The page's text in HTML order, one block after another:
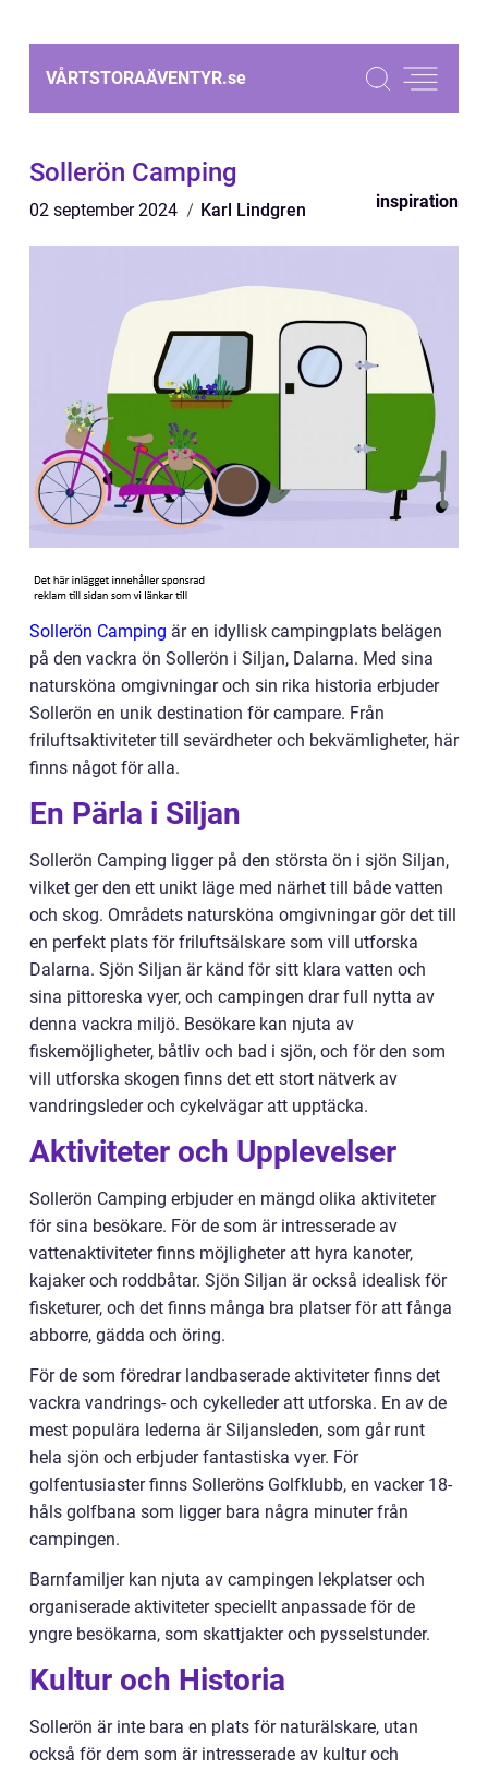
VÅRTSTORAÄVENTYR.se
Sollerön Camping
02 september 2024 Karl Lindgren inspiration
Sollerön Camping är en idyllisk campingplats belägen
på den vackra ön Sollerön i Siljan, Dalarna. Med sina
natursköna omgivningar och sin rika historia erbjuder
Sollerön en unik destination för campare. Från
friluftsaktiviteter till sevärdheter och bekvämligheter, här
finns något för alla.
En Pärla i Siljan
Sollerön Camping ligger på den största ön i sjön Siljan,
vilket ger den ett unikt läge med närhet till både vatten
och skog. Områdets natursköna omgivningar gör det till
en perfekt plats för friluftsälskare som vill utforska
Dalarna. Sjön Siljan är känd för sitt klara vatten och
sina pittoreska vyer, och campingen drar full nytta av
denna vackra miljö. Besökare kan njuta av
fiskemöjligheter, båtliv och bad i sjön, och för den som
vill utforska skogen finns det ett stort nätverk av
vandringsleder och cykelvägar att upptäcka.
Aktiviteter och Upplevelser
Sollerön Camping erbjuder en mängd olika aktiviteter
för sina besökare. För de som är intresserade av
vattenaktiviteter finns möjligheter att hyra kanoter,
kajaker och roddbåtar. Sjön Siljan är också idealisk för
fisketurer, och det finns många bra platser för att fånga
abborre, gädda och öring.
För de som föredrar landbaserade aktiviteter finns det
vackra vandrings- och cykelleder att utforska. En av de
mest populära lederna är Siljansleden, som går runt
hela sjön och erbjuder fantastiska vyer. För
golfentusiaster finns Solleröns Golfklubb, en vacker 18-
håls golfbana som ligger bara några minuter från
campingen.
Barnfamiljer kan njuta av campingen lekplatser och
organiserade aktiviteter speciellt anpassade för de
yngre besökarna, som skattjakter och pysselstunder.
Kultur och Historia
Sollerön är inte bara en plats för naturälskare, utan
också för dem som är intresserade av kultur och